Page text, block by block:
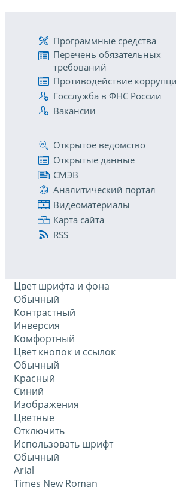
Программные средства
Перечень обязательных
требований
Противодействие
Госслужба в ФНС России
Вакансии
Открытое ведомство
Открытые данные
СМЭВ
Аналитический портал
Видеоматериалы
Карта сайта
RSS
Цвет шрифта и фона
Обычный
Контрастный
Инверсия
Комфортный
Цвет кнопок и ссылок
Обычный
Красный
Синий
Изображения
Цветные
Отключить
Использовать шрифт
Обычный
Arial
Times New Roman